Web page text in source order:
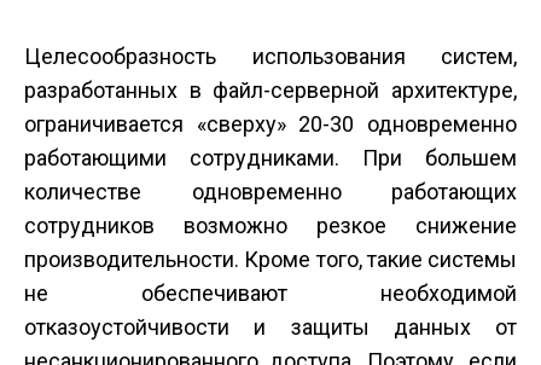
Целесообразность использования систем,
разработанных в файл-серверной архитектуре,
ограничивается «сверху» 20-30 одновременно
работающими сотрудниками. При большем
количестве одновременно работающих
сотрудников возможно резкое снижение
производительности. Кроме того, такие системы
не обеспечивают необходимой
отказоустойчивости и защиты данных от